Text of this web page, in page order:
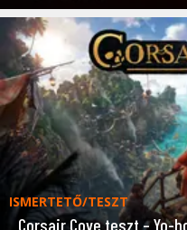
ISMERTETŐ/TESZT
Corsair Cove teszt –